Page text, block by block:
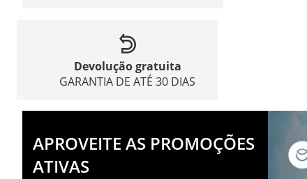
Devolução gratuita
GARANTIA DE ATÉ 30 DIAS
APROVEITE AS PROMOÇÕES
ATIVAS